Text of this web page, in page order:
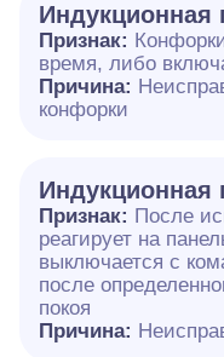
Индукционная
Признак:
время, либо
Причина:
конфорки
Индукционная
Признак: После
реагирует на
выключается с
после
покоя
Причина: